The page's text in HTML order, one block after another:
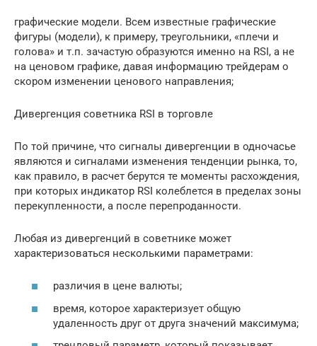
графические модели. Всем известные графические
фигуры (модели), к примеру, треугольники, «плечи и
голова» и т.п. зачастую образуются именно на RSI, а не
на ценовом графике, давая информацию трейдерам о
скором изменении ценового направления;
Дивергенция советника RSI в торговле
По той причине, что сигналы дивергенции в одночасье
являются и сигналами изменения тенденции рынка, то,
как правило, в расчет берутся те моменты расхождения,
при которых индикатор RSI колеблется в пределах зоны
перекупленности, а после перепроданности.
Любая из дивергенций в советнике может
характеризоваться несколькими параметрами:
различия в цене валюты;
время, которое характеризует общую
удаленность друг от друга значений максимума;